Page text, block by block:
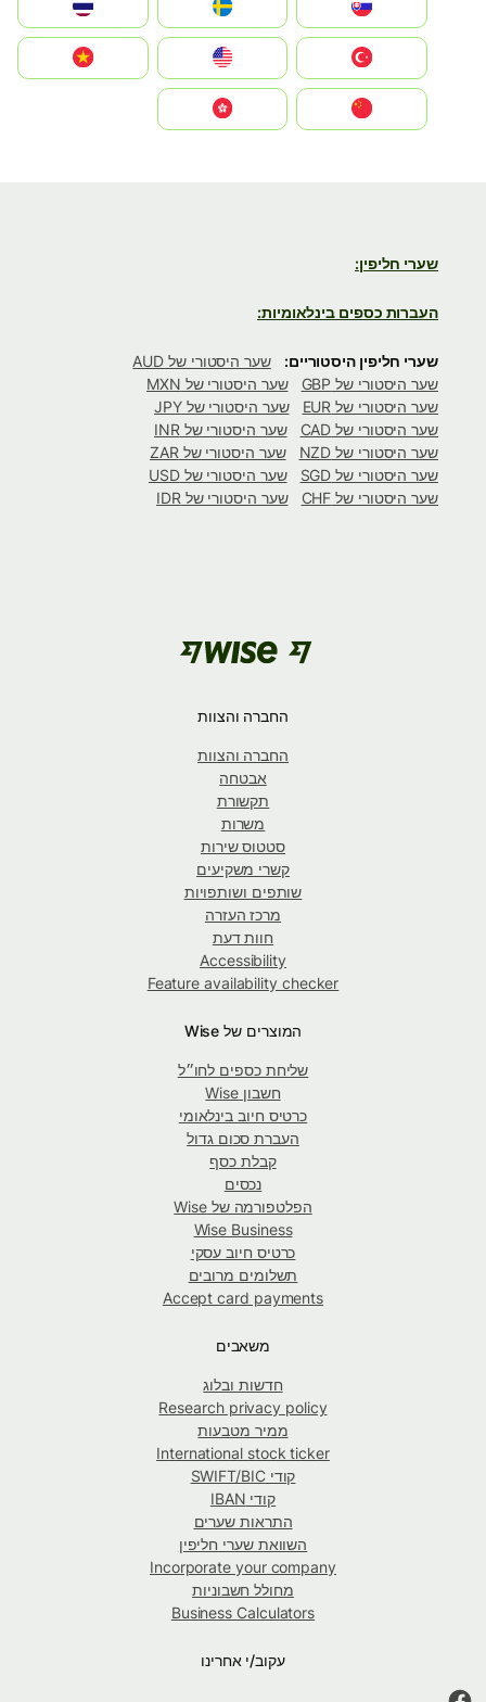
Slovensko
United States
Vietnam
שערי חליפין:
העברות כספים בינלאומיות:
שערי חליפין היסטוריים:
שער היסטורי של AUD
שער היסטורי של GBP
שער היסטורי של MXN
שער היסטורי של EUR
שער היסטורי של JPY
שער היסטורי של CAD
שער היסטורי של INR
שער היסטורי של NZD
שער היסטורי של ZAR
שער היסטורי של SGD
שער היסטורי של USD
שער היסטורי של CHF
שער היסטורי של IDR
החברה והצוות
החברה והצוות
אבטחה
תקשורת
משרות
סטטוס שירות
קשרי משקיעים
שותפים ושותפויות
מרכז העזרה
חוות דעת
Accessibility
Feature availability checker
המוצרים של Wise
שליחת כספים לחו״ל
חשבון Wise
כרטיס חיוב בינלאומי
העברת סכום גדול
קבלת כסף
נכסים
הפלטפורמה של Wise
Wise Business
כרטיס חיוב עסקי
תשלומים מרובים
Accept card payments
משאבים
חדשות ובלוג
Research privacy policy
ממיר מטבעות
International stock ticker
קודי SWIFT/BIC
קודי IBAN
התראות שערים
השוואת שערי חליפין
Incorporate your company
מחולל חשבוניות
Business Calculators
עקוב/י אחרינו